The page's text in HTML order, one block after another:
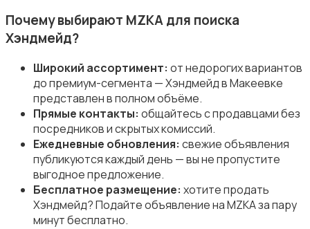
Почему выбирают MZKA для поиска
Хэндмейд?
Широкий ассортимент: от недорогих вариантов
до премиум-сегмента — Хэндмейд в Макеевке
представлен в полном объёме.
Прямые контакты: общайтесь с продавцами без
посредников и скрытых комиссий.
Ежедневные обновления: свежие объявления
публикуются каждый день — вы не пропустите
выгодное предложение.
Бесплатное размещение: хотите продать
Хэндмейд? Подайте объявление на MZKA за пару
минут бесплатно.